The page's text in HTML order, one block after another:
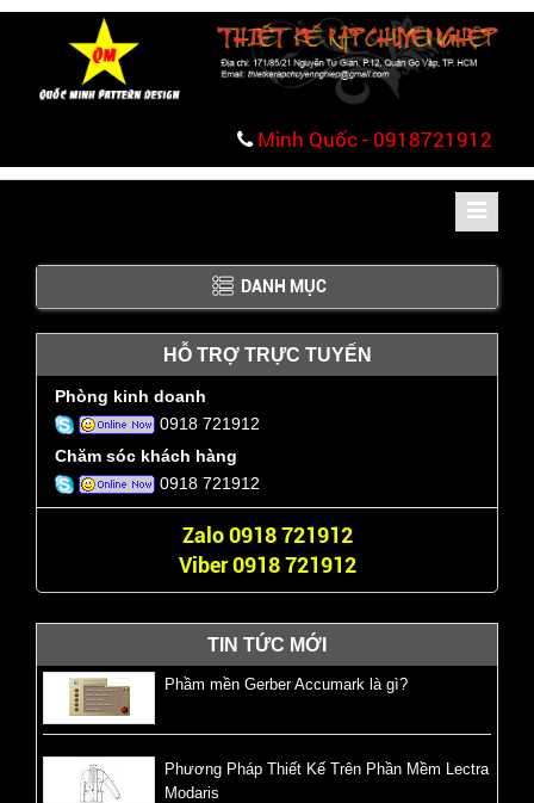
Minh Quốc - 0918721912
Toggle
DANH MỤC
HỖ TRỢ TRỰC TUYẾN
Phòng kinh doanh
0918 721912
Chăm sóc khách hàng
0918 721912
Zalo 0918 721912
Viber 0918 721912
TIN TỨC MỚI
Phầm mền Gerber Accumark là gì?
Phương Pháp Thiết Kế Trên Phần Mềm Lectra
Modaris